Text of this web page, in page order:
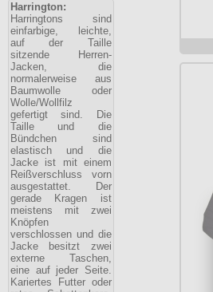
Harrington:
Harringtons sind
einfarbige, leichte,
auf der Taille
sitzende Herren-
Jacken, die
normalerweise aus
Baumwolle oder
Wolle/Wollfilz
gefertigt sind. Die
Taille und die
Bündchen sind
elastisch und die
Jacke ist mit einem
Reißverschluss vorn
ausgestattet. Der
gerade Kragen ist
meistens mit zwei
Knöpfen
verschlossen und die
Jacke besitzt zwei
externe Taschen,
eine auf jeder Seite.
Kariertes Futter oder